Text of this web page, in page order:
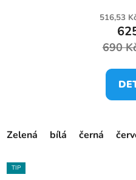
516,53
690
Zelená bílá černá
TIP